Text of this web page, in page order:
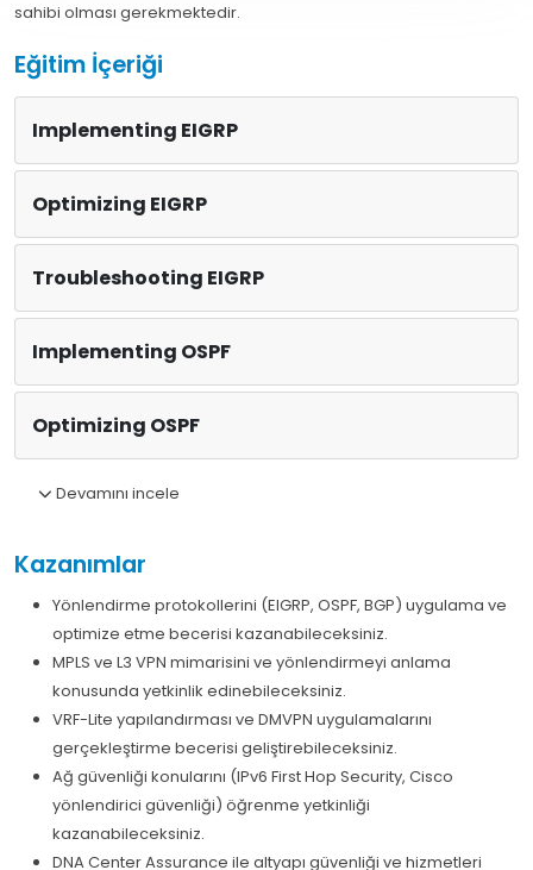
sahibi olması gerekmektedir.
Eğitim İçeriği
Implementing EIGRP
Optimizing EIGRP
Troubleshooting EIGRP
Implementing OSPF
Optimizing OSPF
Devamını incele
Kazanımlar
Yönlendirme protokollerini (EIGRP, OSPF, BGP) uygulama ve
optimize etme becerisi kazanabileceksiniz.
MPLS ve L3 VPN mimarisini ve yönlendirmeyi anlama
konusunda yetkinlik edinebileceksiniz.
VRF-Lite yapılandırması ve DMVPN uygulamalarını
gerçekleştirme becerisi geliştirebileceksiniz.
Ağ güvenliği konularını (IPv6 First Hop Security, Cisco
yönlendirici güvenliği) öğrenme yetkinliği
kazanabileceksiniz.
DNA Center Assurance ile altyapı güvenliği ve hizmetleri